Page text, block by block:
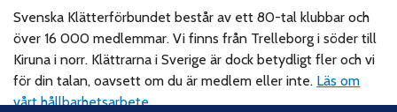
Svenska Klätterförbundet består av ett 80-tal klubbar och
över 16 000 medlemmar. Vi finns från Trelleborg i söder till
Kiruna i norr. Klättrarna i Sverige är dock betydligt fler och vi
för din talan, oavsett om du är medlem eller inte. Läs om
vårt hållbarhetsarbete.